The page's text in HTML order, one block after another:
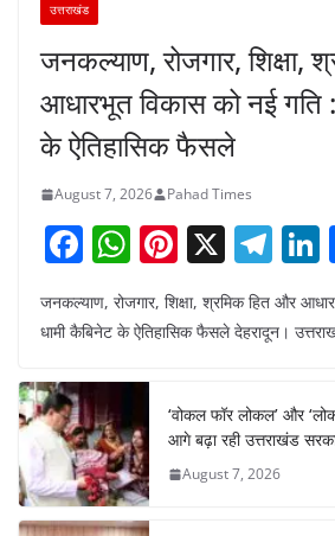
उत्तराखंड
जनकल्याण, रोजगार, शिक्षा,
आधारभूत विकास को नई गति
के ऐतिहासिक फैसले
August 7, 2026 Pahad Times
F
c
b
o
o
k
W
at
s
A
p
p
Pi
er
st
X T
el
e
a
m
dI
जनकल्याण, रोजगार, शिक्षा, श्रमिक हित और
धामी कैबिनेट के ऐतिहासिक फैसले देहरादून।
‘वोकल फॉर लोकल’ और
आगे बढ़ा रही उत्तराखंड
August 7, 2026